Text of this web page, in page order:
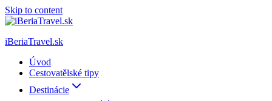
Skip to content
iBeriaTravel.sk
Úvod
Cestovatělské tipy
Destinácie